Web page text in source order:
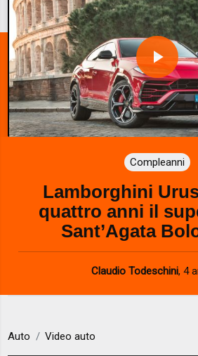
P
l
a
y
V
i
d
e
Compleanni
Lamborghini
quattro anni il
Sant’Agata
Claudio Todeschini, 4
Auto Video auto